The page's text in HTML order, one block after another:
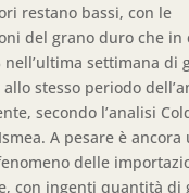
restano bassi, con le
del grano duro che in
nell’ultima settimana di
stesso periodo
secondo l’analisi
A pesare è ancora
delle
con ingenti quantità di